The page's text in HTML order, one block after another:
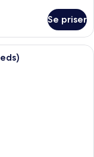
Se priser
topp kvalitet,